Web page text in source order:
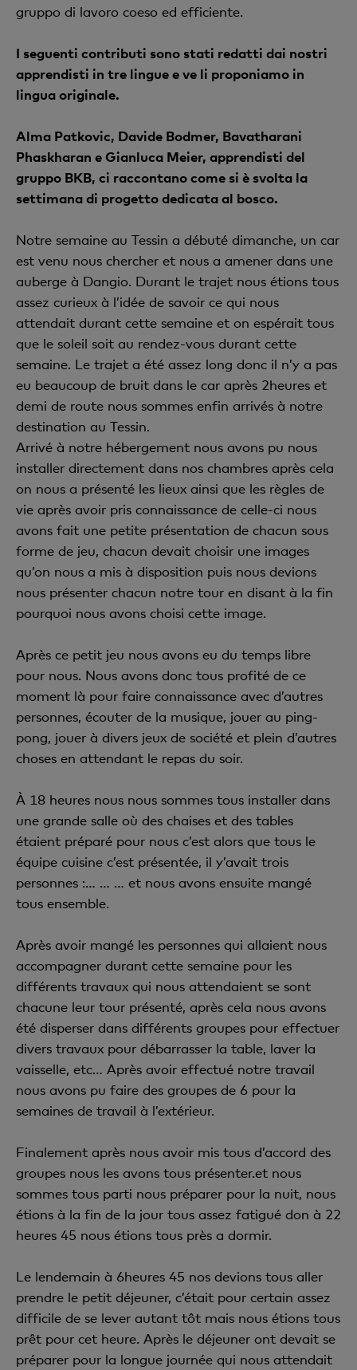
gruppo di lavoro coeso ed efficiente.
I seguenti contributi sono stati redatti dai nostri
apprendisti in tre lingue e ve li proponiamo in
lingua originale.
Alma Patkovic, Davide Bodmer, Bavatharani
Phaskharan e Gianluca Meier, apprendisti del
gruppo BKB, ci raccontano come si è svolta la
settimana di progetto dedicata al bosco.
Notre semaine au Tessin a débuté dimanche, un car
est venu nous chercher et nous a amener dans une
auberge à Dangio. Durant le trajet nous étions tous
assez curieux à l’idée de savoir ce qui nous
attendait durant cette semaine et on espérait tous
que le soleil soit au rendez-vous durant cette
semaine. Le trajet a été assez long donc il n’y a pas
eu beaucoup de bruit dans le car après 2heures et
demi de route nous sommes enfin arrivés à notre
destination au Tessin.
Arrivé à notre hébergement nous avons pu nous
installer directement dans nos chambres après cela
on nous a présenté les lieux ainsi que les règles de
vie après avoir pris connaissance de celle-ci nous
avons fait une petite présentation de chacun sous
forme de jeu, chacun devait choisir une images
qu’on nous a mis à disposition puis nous devions
nous présenter chacun notre tour en disant à la fin
pourquoi nous avons choisi cette image.
Après ce petit jeu nous avons eu du temps libre
pour nous. Nous avons donc tous profité de ce
moment là pour faire connaissance avec d’autres
personnes, écouter de la musique, jouer au ping-
pong, jouer à divers jeux de société et plein d’autres
choses en attendant le repas du soir.
À 18 heures nous nous sommes tous installer dans
une grande salle où des chaises et des tables
étaient préparé pour nous c’est alors que tous le
équipe cuisine c’est présentée, il y’avait trois
personnes :… … … et nous avons ensuite mangé
tous ensemble.
Après avoir mangé les personnes qui allaient nous
accompagner durant cette semaine pour les
différents travaux qui nous attendaient se sont
chacune leur tour présenté, après cela nous avons
été disperser dans différents groupes pour effectuer
divers travaux pour débarrasser la table, laver la
vaisselle, etc… Après avoir effectué notre travail
nous avons pu faire des groupes de 6 pour la
semaines de travail à l’extérieur.
Finalement après nous avoir mis tous d’accord des
groupes nous les avons tous présenter.et nous
sommes tous parti nous préparer pour la nuit, nous
étions à la fin de la jour tous assez fatigué don à 22
heures 45 nous étions tous près a dormir.
Le lendemain à 6heures 45 nos devions tous aller
prendre le petit déjeuner, c’était pour certain assez
difficile de se lever autant tôt mais nous étions tous
prêt pour cet heure. Après le déjeuner ont devait se
préparer pour la longue journée qui nous attendait